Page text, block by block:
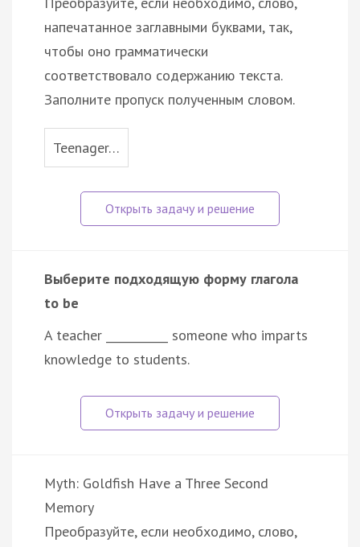
напечатанное заглавными буквами, так,
чтобы оно грамматически
соответствовало содержанию текста.
Заполните пропуск полученным словом.
Teenager…
Выберите подходящую форму глагола
to be
A teacher ___________ someone who imparts
knowledge to students.
Myth: Goldfish Have a Three Second
Memory
Преобразуйте, если необходимо, слово,